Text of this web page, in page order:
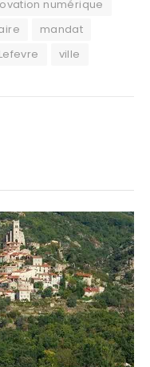
numérique
mandat
ville